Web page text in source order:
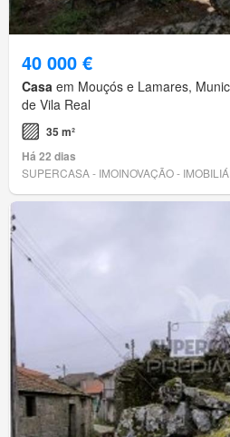
40 000 €
Casa em Mouçós e Lamares,
de Vila Real
35 m²
Há 22 dias
SUPERCASA - IMOINOVAÇÃO -